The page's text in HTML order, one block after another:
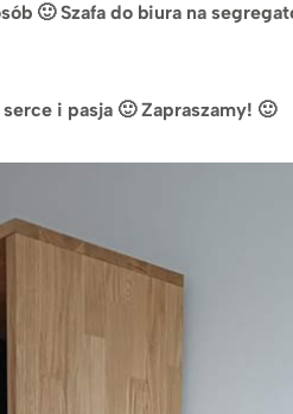
🙂 Szafa do biura na
i pasja 🙂 Zapraszamy! 🙂